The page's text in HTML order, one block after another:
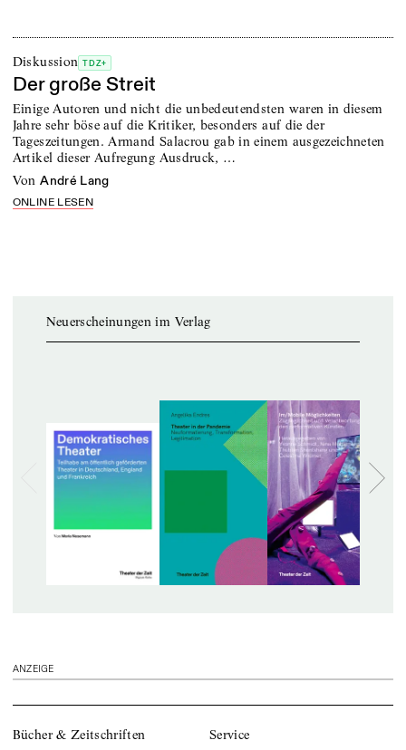
Diskussion TDZ+
Der große Streit
Einige Autoren und nicht die unbedeutendsten waren in diesem
Jahre sehr böse auf die Kritiker, besonders auf die der
Tageszeitungen. Armand Salacrou gab in einem ausgezeichneten
Artikel dieser Aufregung Ausdruck, …
von André Lang
ONLINE LESEN
Neuerscheinungen im Verlag
ANZEIGE
Bücher & Zeitschriften Service